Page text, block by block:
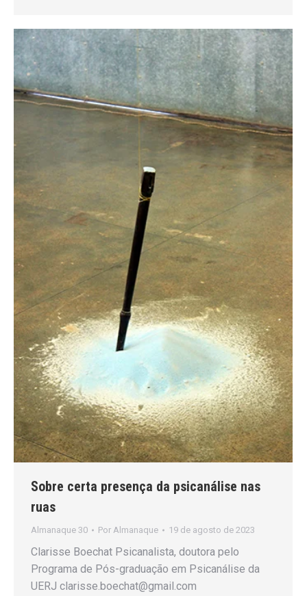
Sobre certa presença da psicanálise nas
ruas
Almanaque 30 Por Almanaque 19 de agosto de 2023
Clarisse Boechat Psicanalista, doutora pelo
Programa de Pós-graduação em Psicanálise da
UERJ clarisse.boechat@gmail.com